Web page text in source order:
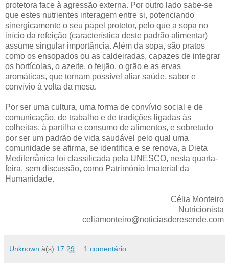
protetora face à agressão externa. Por outro lado sabe-se
que estes nutrientes interagem entre si, potenciando
sinergicamente o seu papel protetor, pelo que a sopa no
início da refeição (característica deste padrão alimentar)
assume singular importância. Além da sopa, são pratos
como os ensopados ou as caldeiradas, capazes de integrar
os hortícolas, o azeite, o feijão, o grão e as ervas
aromáticas, que tornam possível aliar saúde, sabor e
convívio à volta da mesa.
Por ser uma cultura, uma forma de convívio social e de
comunicação, de trabalho e de tradições ligadas às
colheitas, à partilha e consumo de alimentos, e sobretudo
por ser um padrão de vida saudável pelo qual uma
comunidade se afirma, se identifica e se renova, a Dieta
Mediterrânica foi classificada pela UNESCO, nesta quarta-
feira, sem discussão, como Património Imaterial da
Humanidade.
Célia Monteiro
Nutricionista
celiamonteiro@noticiasderesende.com
Unknown à(s) 17:29 1 comentário: